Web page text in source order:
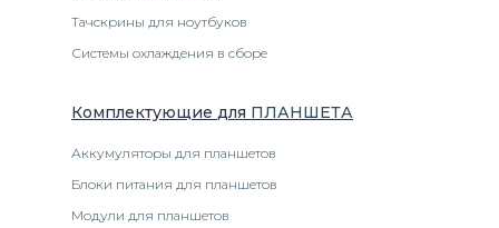
Тачскрины для ноутбуков
Системы охлаждения в сборе
Комплектующие для ПЛАНШЕТА
Аккумуляторы для планшетов
Блоки питания для планшетов
Модули для планшетов